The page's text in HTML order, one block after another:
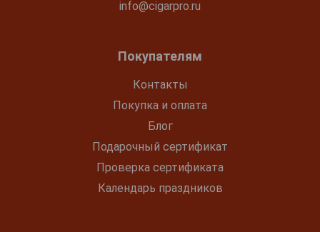
info@cigarpro.ru
Покупателям
Контакты
Покупка и оплата
Блог
Подарочный сертификат
Проверка сертификата
Календарь праздников